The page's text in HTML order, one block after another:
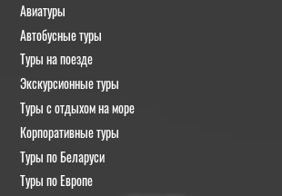
Авиатуры
Автобусные туры
Туры на поезде
Экскурсионные туры
Туры с отдыхом на море
Корпоративные туры
Туры по Беларуси
Туры по Европе